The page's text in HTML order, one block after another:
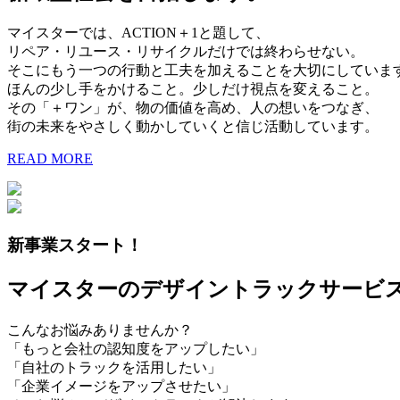
マイスターでは、ACTION＋1と題して、
リペア・リユース・リサイクルだけでは終わらせない。
そこにもう一つの行動と工夫を加えることを大切にしていま
ほんの少し手をかけること。少しだけ視点を変えること。
その「＋ワン」が、物の価値を高め、人の想いをつなぎ、
街の未来をやさしく動かしていくと信じ活動しています。
READ MORE
新事業スタート！
マイスターのデザイントラックサービ
こんなお悩みありませんか？
「もっと会社の認知度をアップしたい」
「自社のトラックを活用したい」
「企業イメージをアップさせたい」